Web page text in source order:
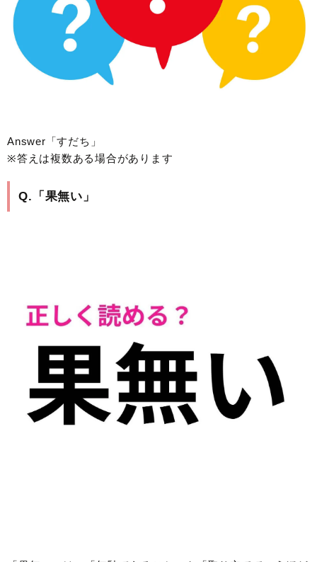
Answer「すだち」
※答えは複数ある場合があります
Q.「果無い」